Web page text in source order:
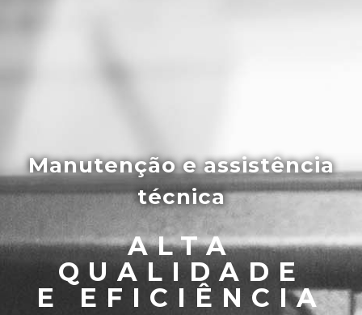
Manutenção e assistência
técnica
ALTA
QUALIDADE
E EFICIÊNCIA